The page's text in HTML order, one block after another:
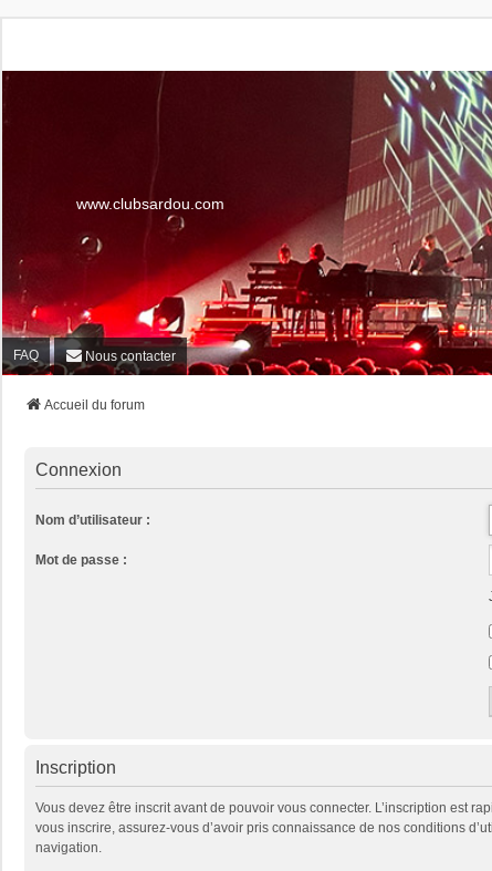
www.clubsardou.com
FAQ Nous contacter
Accueil du forum
Connexion
Nom d’utilisateur :
Mot de passe :
Inscription
Vous devez être inscrit avant de pouvoir vous connecter. L’inscription est
vous inscrire, assurez-vous d’avoir pris connaissance de nos conditions
navigation.